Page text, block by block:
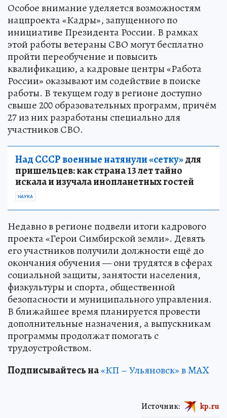
Особое внимание уделяется возможностям
нацпроекта «Кадры», запущенного по
инициативе Президента России. В рамках
этой работы ветераны СВО могут бесплатно
пройти переобучение и повысить
квалификацию, а кадровые центры «Работа
России» оказывают им содействие в поиске
работы. В текущем году в регионе доступно
свыше 200 образовательных программ, причём
27 из них разработаны специально для
участников СВО.
Над СССР военные натянули «сетку»для
пришельцев: как страна 13 лет тайно
искала и изучала инопланетных гостей
НАУКА
Недавно в регионе подвели итоги кадрового
проекта «Герои Симбирской земли». Девять
его участников получили должности ещё до
окончания обучения — они трудятся в сферах
социальной защиты, занятости населения,
физкультуры и спорта, общественной
безопасности и муниципального управления.
В ближайшее время планируется провести
дополнительные назначения, а выпускникам
программы продолжат помогать с
трудоустройством.
Подписывайтесь на«КП – Ульяновск» в MAX
Источник: kp.ru